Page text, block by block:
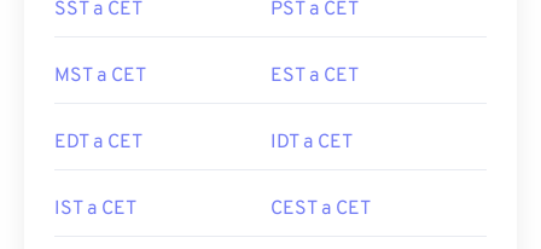
SST a CET PST a CET
MST a CET EST a CET
EDT a CET IDT a CET
IST a CET CEST a CET